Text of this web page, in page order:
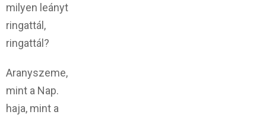
milyen leányt
ringattál,
ringattál?
Aranyszeme,
mint a Nap.
haja, mint a